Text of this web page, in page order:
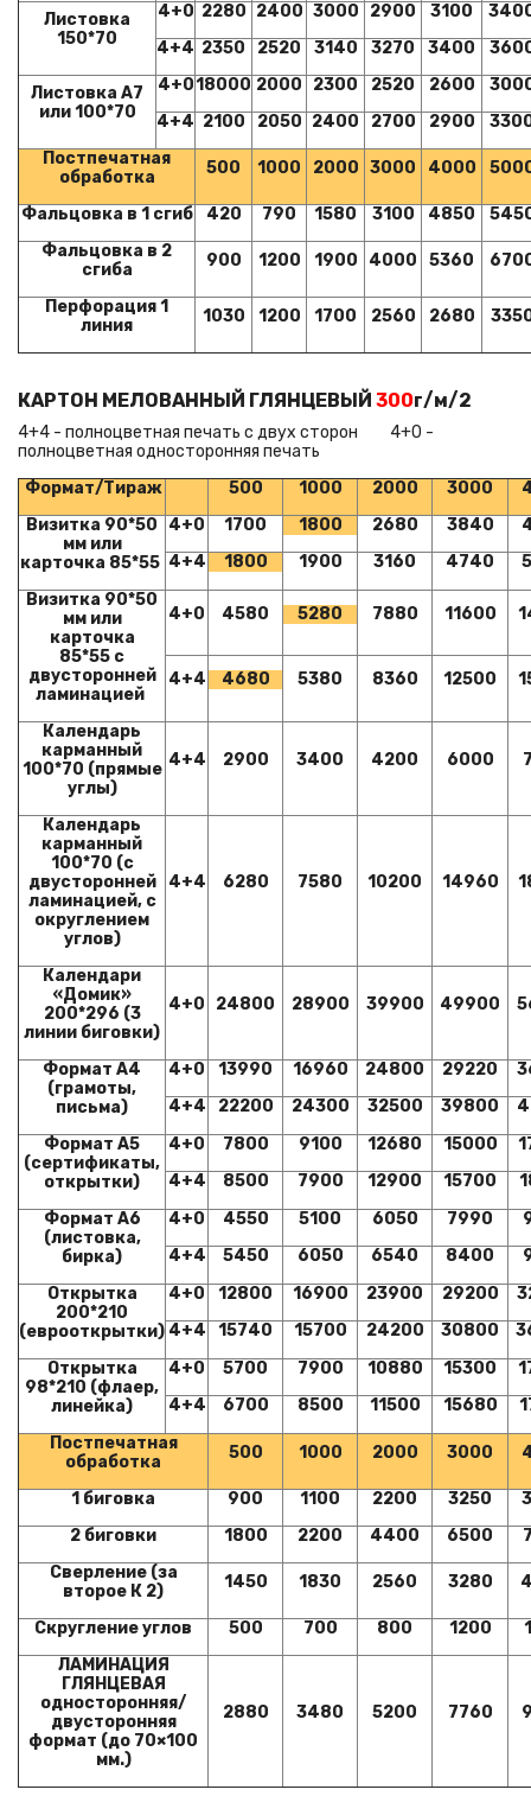
Листовка
150*70
4+0 2280 2400 3000 2900 3100
4+4 2350 2520 3140 3270 3400
Листовка А7
или 100*70
4+018000 2000 2300 2520 2600
4+4 2100 2050 2400 2700 2900
Постпечатная
обработка
500 1000 2000 3000 4000
Фальцовка в 1 сгиб 420 790 1580 3100 4850
Фальцовка в 2
сгиба
900 1200 1900 4000 5360
Перфорация 1
линия
1030 1200 1700 2560 2680
КАРТОН МЕЛОВАННЫЙ ГЛЯНЦЕВЫЙ 300г/м/2
4+4 - полноцветная печать с двух сторон 4+0 -
полноцветная односторонняя печать
Формат/Тираж
500 1000 2000 3000
Визитка 90*50
мм или
карточка 85*55
4+0 1700 1800 2680 3840
4+4
1800 1900 3160 4740
Визитка 90*50
мм или
карточка
85*55 с
двусторонней
ламинацией
4+0 4580 5280 7880 11600
4+4 4680 5380 8360 12500
Календарь
карманный
100*70 (прямые
углы)
4+4 2900 3400 4200 6000
Календарь
карманный
100*70 (с
двусторонней
ламинацией, с
округлением
углов)
4+4 6280 7580 10200 14960
Календари
«Домик»
200*296 (3
линии биговки)
4+0 24800 28900 39900 49900
Формат А4
(грамоты,
письма)
4+0 13990 16960 24800 29220
4+4
22200 24300 32500 39800
Формат А5
(сертификаты,
открытки)
4+0 7800 9100 12680 15000
4+4
8500 7900 12900 15700
Формат А6
(листовка,
бирка)
4+0 4550 5100 6050 7990
4+4
5450 6050 6540 8400
Открытка
200*210
(еврооткрытки)
4+0 12800 16900 23900 29200
4+4
15740 15700 24200 30800
Открытка
98*210 (флаер,
линейка)
4+0 5700 7900 10880 15300
4+4
6700 8500 11500 15680
Постпечатная
обработка
500 1000 2000 3000
1 биговка 900 1100 2200 3250
2 биговки
1800 2200 4400 6500
Сверление (за
второе К 2)
1450 1830 2560 3280
Скругление углов 500 700 800 1200
ЛАМИНАЦИЯ
ГЛЯНЦЕВАЯ
односторонняя/
двусторонняя
формат (до 70×100
мм.)
2880 3480 5200 7760